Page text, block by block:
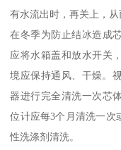
有水流出时，再关上，从
在冬季为防止结冰造成
应将水箱盖和放水开关
境应保持通风、干燥。
器进行完全清洗一次芯
位计应每3个月清洗一次
性洗涤剂清洗。